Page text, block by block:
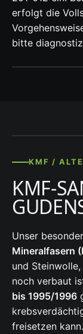
erfolgt die
bitte
KMF /
KMF-
Unser
Mineralfasern
und
noch verbaut
bis 1995/1996
freisetzen